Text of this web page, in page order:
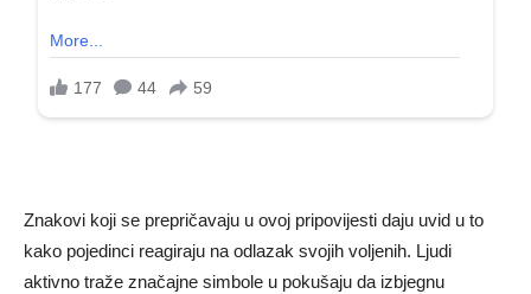
Znakovi koji se prepričavaju u ovoj pripovijesti daju uvid u to
kako pojedinci reagiraju na odlazak svojih voljenih. Ljudi
aktivno traže značajne simbole u pokušaju da izbjegnu